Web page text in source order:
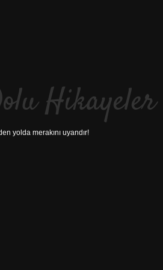
Hikayeler
yolda merakını uyandır!